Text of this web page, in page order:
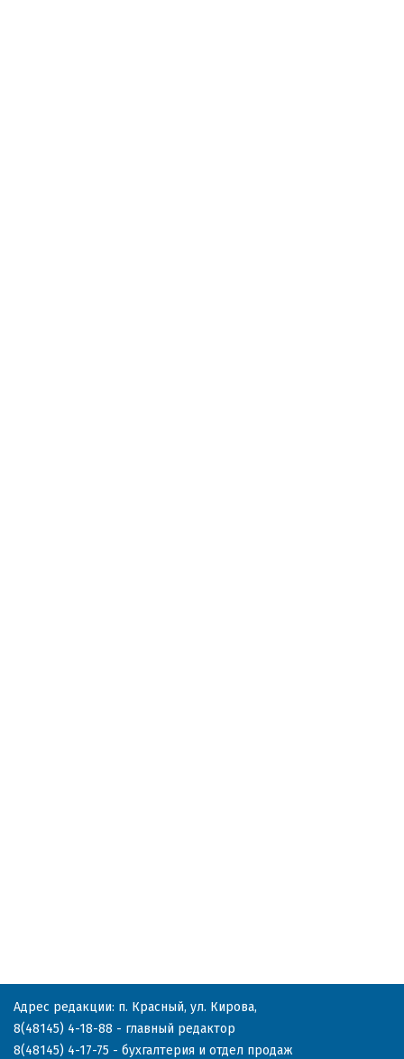
Адрес редакции: п. Красный, ул. Кирова,
8(48145) 4-18-88 - главный редактор
8(48145) 4-17-75 - бухгалтерия и отдел продаж